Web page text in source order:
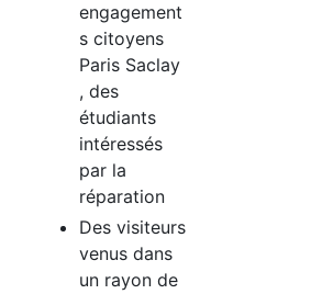
engagement
s citoyens
Paris Saclay
, des
étudiants
intéressés
par la
réparation
Des visiteurs
venus dans
un rayon de